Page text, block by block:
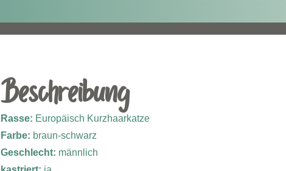
Beschreibung
Rasse: Europäisch Kurzhaarkatze
Farbe: braun-schwarz
Geschlecht: männlich